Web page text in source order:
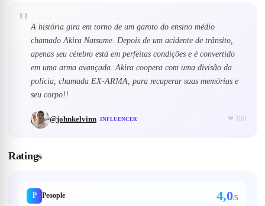
" A história gira em torno de um garoto do ensino médio
chamado Akira Natsume. Depois de um acidente de trânsito,
apenas seu cérebro está em perfeitas condições e é convertido
em uma arma avançada. Akira coopera com uma divisão da
polícia, chamada EX-ARMA, para recuperar suas memórias e
seu corpo!!
@johnkelvinn INFLUENCER ❤ 100
Ratings
P Peoople 4,0/5